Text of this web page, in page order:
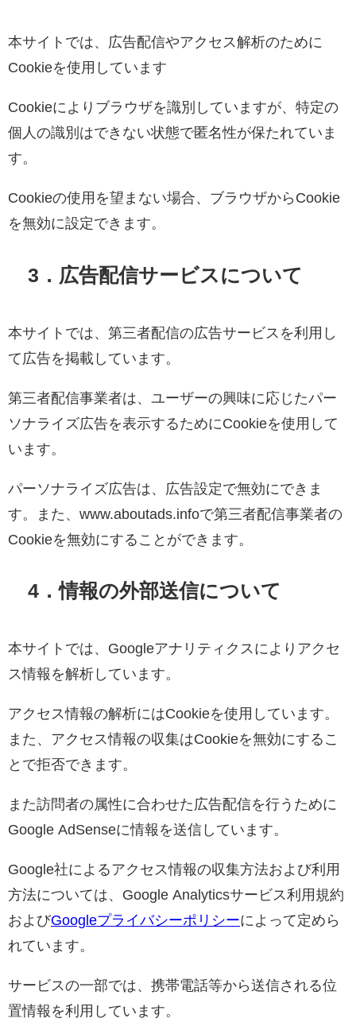
本サイトでは、広告配信やアクセス解析のために
Cookieを使用しています
Cookieによりブラウザを識別していますが、特定の
個人の識別はできない状態で匿名性が保たれていま
す。
Cookieの使用を望まない場合、ブラウザからCookie
を無効に設定できます。
3．広告配信サービスについて
本サイトでは、第三者配信の広告サービスを利用し
て広告を掲載しています。
第三者配信事業者は、ユーザーの興味に応じたパー
ソナライズ広告を表示するためにCookieを使用して
います。
パーソナライズ広告は、広告設定で無効にできま
す。また、www.aboutads.infoで第三者配信事業者の
Cookieを無効にすることができます。
4．情報の外部送信について
本サイトでは、Googleアナリティクスによりアクセ
ス情報を解析しています。
アクセス情報の解析にはCookieを使用しています。
また、アクセス情報の収集はCookieを無効にするこ
とで拒否できます。
また訪問者の属性に合わせた広告配信を行うために
Google AdSenseに情報を送信しています。
Google社によるアクセス情報の収集方法および利用
方法については、Google Analyticsサービス利用規約
およびGoogleプライバシーポリシーによって定めら
れています。
サービスの一部では、携帯電話等から送信される位
置情報を利用しています。